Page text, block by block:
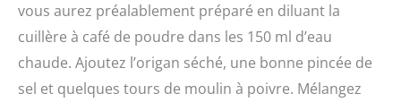
vous aurez préalablement préparé en diluant la
cuillère à café de poudre dans les 150 ml d’eau
chaude. Ajoutez l’origan séché, une bonne pincée de
sel et quelques tours de moulin à poivre. Mélangez